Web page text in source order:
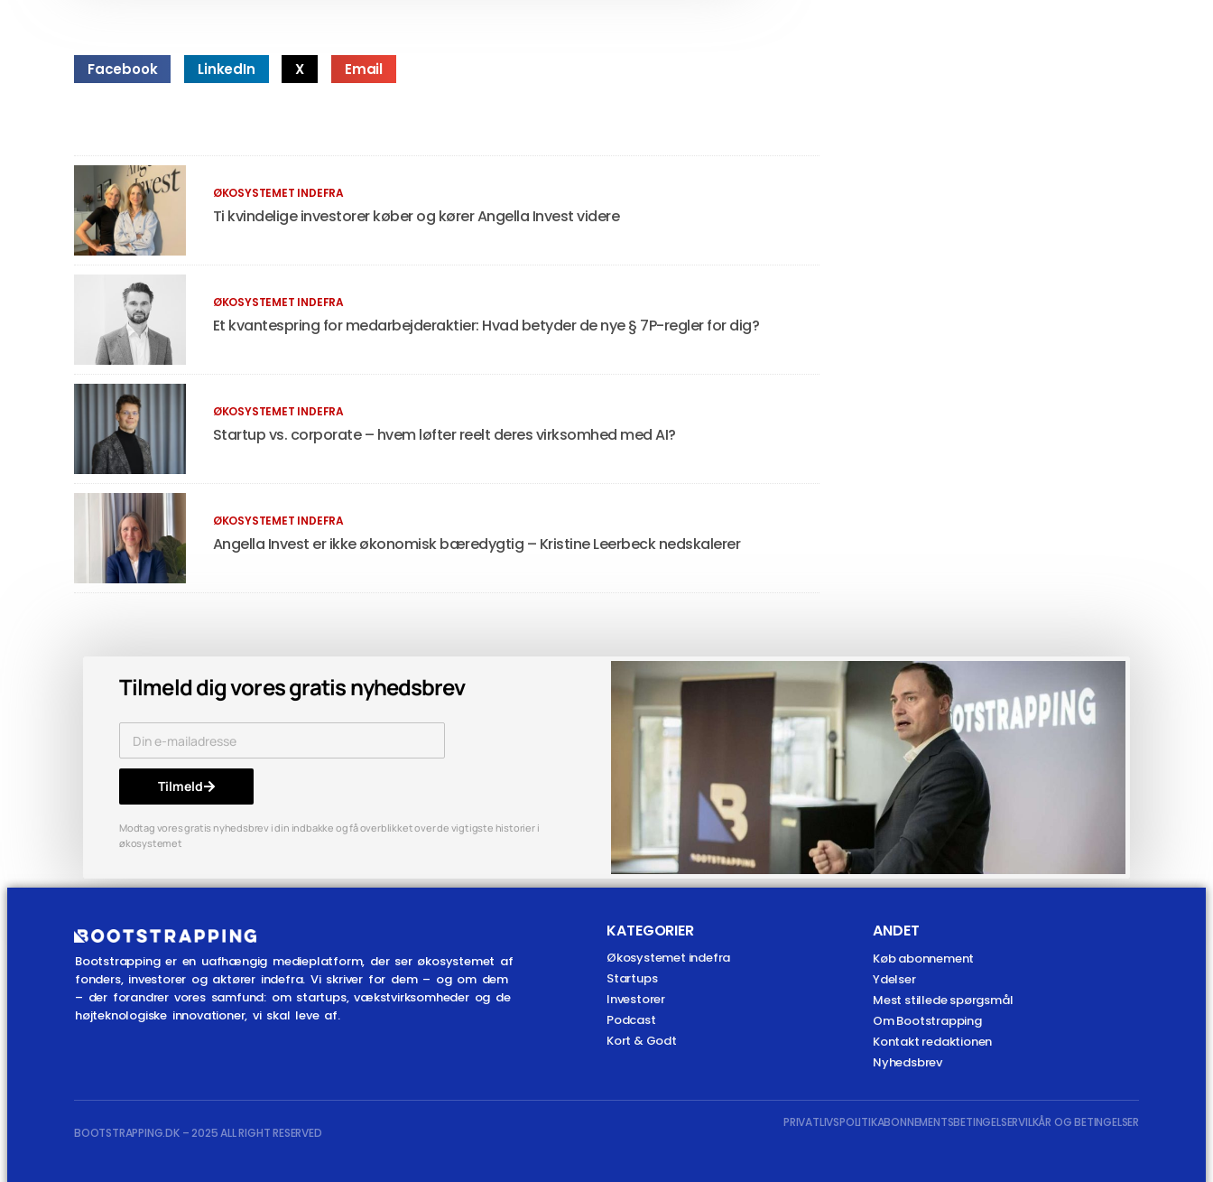
Facebook LinkedIn X Email
ØKOSYSTEMET INDEFRA
Ti kvindelige investorer køber og kører Angella Invest videre
ØKOSYSTEMET INDEFRA
Et kvantespring for medarbejderaktier: Hvad betyder de nye § 7P-regler for dig?
ØKOSYSTEMET INDEFRA
Startup vs. corporate – hvem løfter reelt deres virksomhed med AI?
ØKOSYSTEMET INDEFRA
Angella Invest er ikke økonomisk bæredygtig – Kristine Leerbeck nedskalerer
Tilmeld dig vores gratis nyhedsbrev
Tilmeld
Modtag vores gratis nyhedsbrev i din indbakke og få overblikket over de vigtigste historier i
økosystemet
Bootstrapping er en uafhængig medieplatform, der ser økosystemet af
fonders, investorer og aktører indefra. Vi skriver for dem – og om dem
– der forandrer vores samfund: om startups, vækstvirksomheder og de
højteknologiske innovationer, vi skal leve af.
KATEGORIER
Økosystemet indefra
Startups
Investorer
Podcast
Kort & Godt
ANDET
Køb abonnement
Ydelser
Mest stillede spørgsmål
Om Bootstrapping
Kontakt redaktionen
Nyhedsbrev
BOOTSTRAPPING.DK – 2025 ALL RIGHT RESERVED
PRIVATLIVSPOLITIKABONNEMENTSBETINGELSERVILKÅR OG BETINGELSER